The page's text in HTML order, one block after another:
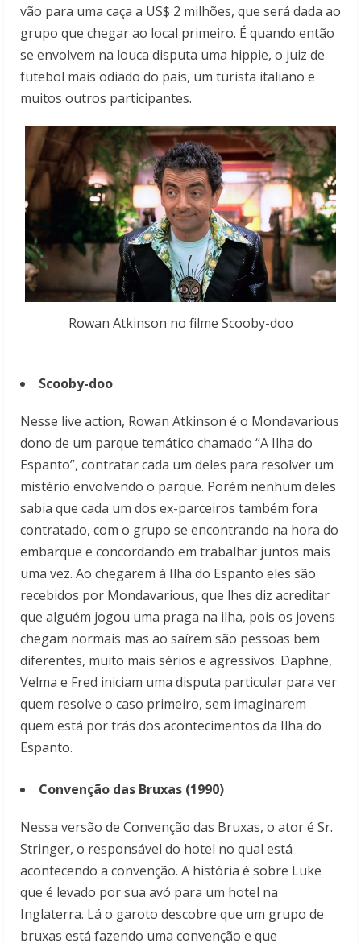
vão para uma caça a US$ 2 milhões, que será dada ao
grupo que chegar ao local primeiro. É quando então
se envolvem na louca disputa uma hippie, o juiz de
futebol mais odiado do país, um turista italiano e
muitos outros participantes.
Rowan Atkinson no filme Scooby-doo
Scooby-doo
Nesse live action, Rowan Atkinson é o Mondavarious
dono de um parque temático chamado “A Ilha do
Espanto”, contratar cada um deles para resolver um
mistério envolvendo o parque. Porém nenhum deles
sabia que cada um dos ex-parceiros também fora
contratado, com o grupo se encontrando na hora do
embarque e concordando em trabalhar juntos mais
uma vez. Ao chegarem à Ilha do Espanto eles são
recebidos por Mondavarious, que lhes diz acreditar
que alguém jogou uma praga na ilha, pois os jovens
chegam normais mas ao saírem são pessoas bem
diferentes, muito mais sérios e agressivos. Daphne,
Velma e Fred iniciam uma disputa particular para ver
quem resolve o caso primeiro, sem imaginarem
quem está por trás dos acontecimentos da Ilha do
Espanto.
Convenção das Bruxas (1990)
Nessa versão de Convenção das Bruxas, o ator é Sr.
Stringer, o responsável do hotel no qual está
acontecendo a convenção. A história é sobre Luke
que é levado por sua avó para um hotel na
Inglaterra. Lá o garoto descobre que um grupo de
bruxas está fazendo uma convenção e que